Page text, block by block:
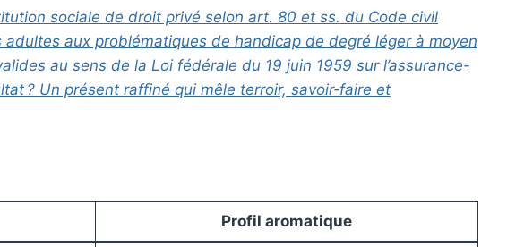
sociale de droit privé selon art. 80 et ss. du Code civil
aux problématiques de handicap de degré léger à moyen
au sens de la Loi fédérale du 19 juin 1959 sur l’assurance-
? Un présent raffiné qui mêle terroir, savoir‑faire et
Profil aromatique